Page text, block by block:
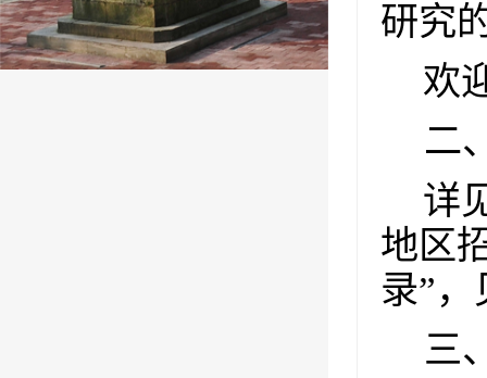
研究
欢
二
详
地区
录”
三